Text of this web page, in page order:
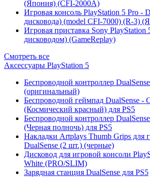
(Япония) (CFI-2000A)
Игровая консоль PlayStation 5 Pro -
дисковода) (model CFI-7000) (R-3)
Игровая приставка Sony PlayStation
дисководом) (GameReplay)
Смотреть все
Аксессуары PlayStation 5
Беспроводной контроллер
(оригинальный)
Беспроводной геймпад DualSense -
(Космический красный) для PS5
Беспроводной контроллер
(Черная полночь) для PS5
Накладки Artplays Thumb Grips для
DualSense (2 шт.) (черные)
Дисковод для игровой консоли
White (PRO/SLIM)
Зарядная станция DualSense для PS5